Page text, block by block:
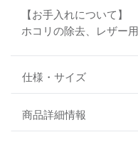
【お手入れについて】
ホコリの除去、レザー
仕様・サイズ
商品詳細情報